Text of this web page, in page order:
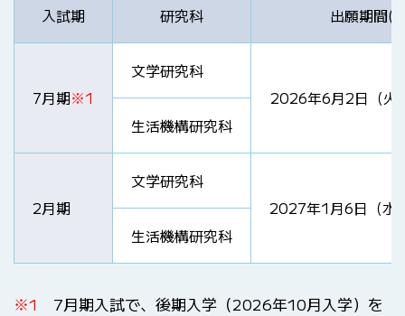
入試期 研究科 出願期間(
7月期※1
文学研究科
2026年6月2日（火
生活機構研究科
2月期
文学研究科
2027年1月6日（水
生活機構研究科
※1
7月期入試で、後期入学（2026年10月入学）を